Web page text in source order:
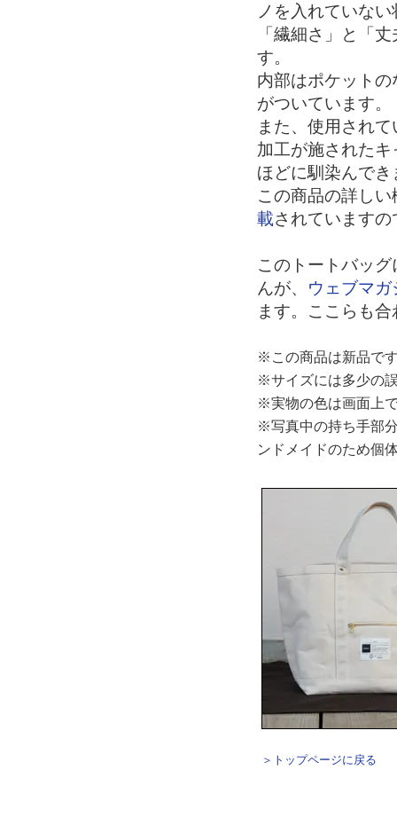
ノを入れていな
「繊細さ」と「
す。
内部はポケット
がついています。
また、使用され
加工が施された
ほどに馴染んでき
この商品の詳しい
載されています
このトートバッ
んが、 ウェブマ
ます。ここらも
※この商品は新品で
※サイズには多少の
※実物の色は画面上
※写真中の持ち手部
ンドメイドのため個
＞トップページに戻る